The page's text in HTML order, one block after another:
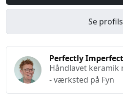
Se
Perfectly Imperfect
Håndlavet keramik
- værksted på Fyn